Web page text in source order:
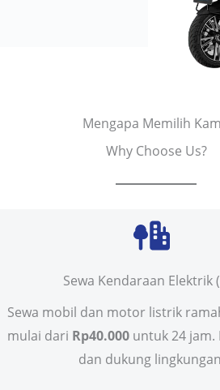
Mengapa Memilih
Why Choose Us?
Sewa Kendaraan Elektrik
Sewa mobil dan motor listrik
mulai dari Rp40.000 untuk 24 jam.
dan dukung